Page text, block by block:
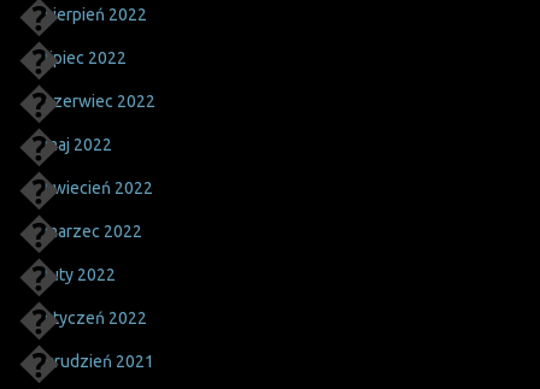
sierpień 2022
lipiec 2022
czerwiec 2022
maj 2022
kwiecień 2022
marzec 2022
luty 2022
styczeń 2022
grudzień 2021